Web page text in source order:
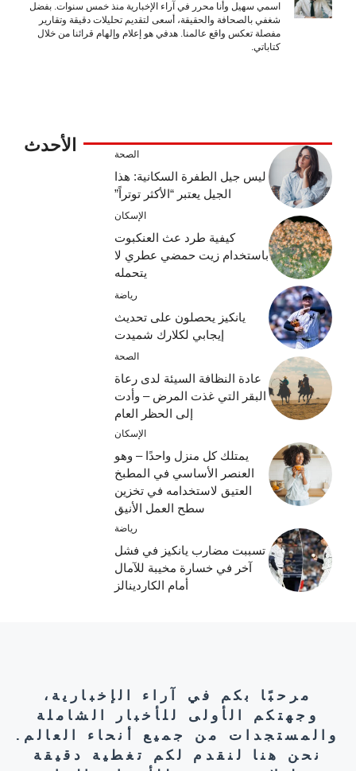
اسمي سهيل وأنا محرر في آراء الإخبارية منذ خمس سنوات. بفضل
شغفي بالصحافة والحقيقة، أسعى لتقديم تحليلات دقيقة وتقارير
مفصلة تعكس واقع عالمنا. هدفي هو إعلام وإلهام قرائنا من خلال
كتاباتي.
الأحدث الصحة
ليس جيل الطفرة السكانية: هذا
الجيل يعتبر “الأكثر توتراً”
الإسكان
كيفية طرد عث العنكبوت
باستخدام زيت حمضي عطري لا
يتحمله
رياضة
يانكيز يحصلون على تحديث
إيجابي لكلارك شميدت
الصحة
عادة النظافة السيئة لدى رعاة
البقر التي غذت المرض – وأدت
إلى الحظر العام
الإسكان
يمتلك كل منزل واحدًا – وهو
العنصر الأساسي في المطبخ
العتيق لاستخدامه في تخزين
سطح العمل الأنيق
رياضة
تسببت مضارب يانكيز في فشل
آخر في خسارة مخيبة للآمال
أمام الكاردينالز
مرحبًا بكم في آراء الإخبارية،
وجهتكم الأولى للأخبار الشاملة
والمستجدات من جميع أنحاء العالم.
نحن هنا لنقدم لكم تغطية دقيقة